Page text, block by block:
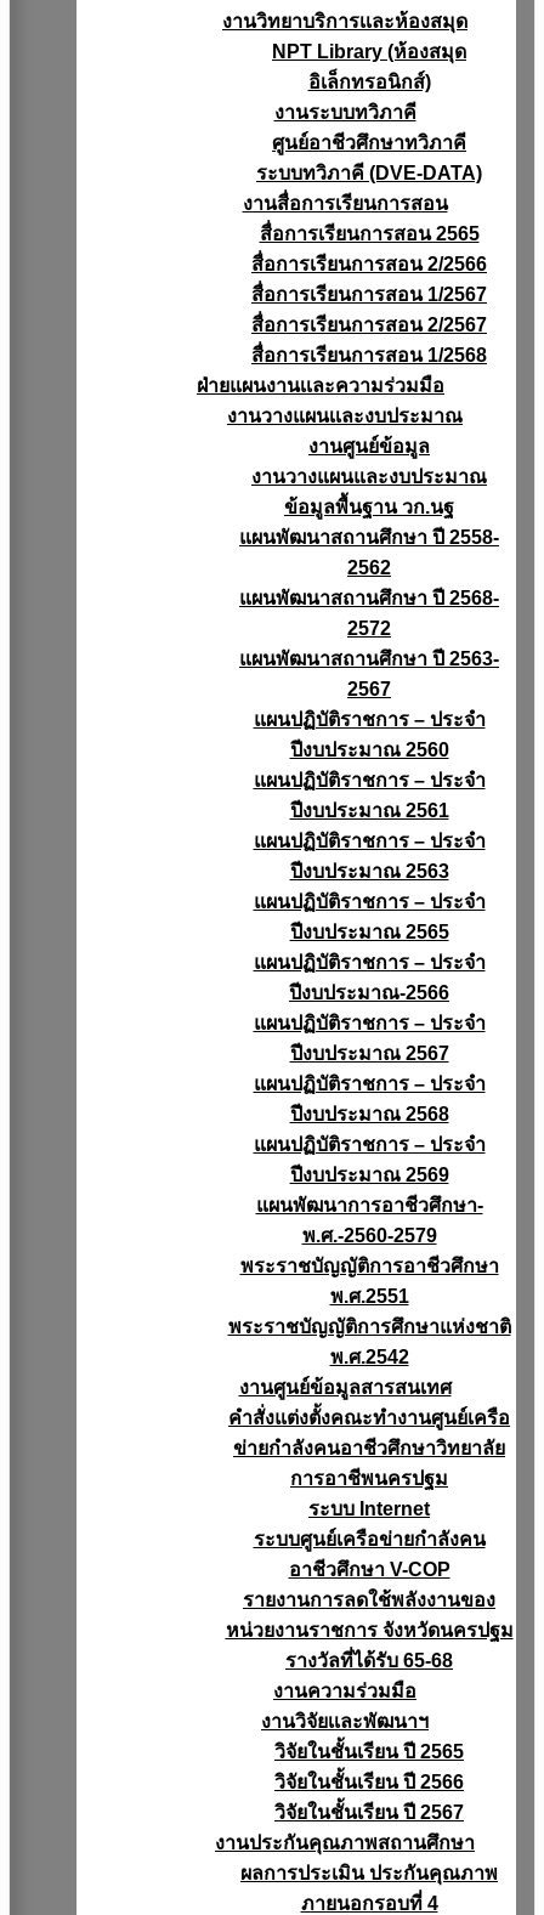
งานวิทยาบริการเเละห้องสมุด
NPT Library (ห้องสมุด
อิเล็กทรอนิกส์)
งานระบบทวิภาคี
ศูนย์อาชีวศึกษาทวิภาคี
ระบบทวิภาคี (DVE-DATA)
งานสื่อการเรียนการสอน
สื่อการเรียนการสอน 2565
สื่อการเรียนการสอน 2/2566
สื่อการเรียนการสอน 1/2567
สื่อการเรียนการสอน 2/2567
สื่อการเรียนการสอน 1/2568
ฝ่ายแผนงานเเละความร่วมมือ
งานวางแผนเเละงบประมาณ
งานศูนย์ข้อมูล
งานวางแผนและงบประมาณ
ข้อมูลพื้นฐาน วก.นฐ
แผนพัฒนาสถานศึกษา ปี 2558-
2562
แผนพัฒนาสถานศึกษา ปี 2568-
2572
แผนพัฒนาสถานศึกษา ปี 2563-
2567
แผนปฏิบัติราชการ – ประจำ
ปีงบประมาณ 2560
แผนปฏิบัติราชการ – ประจำ
ปีงบประมาณ 2561
แผนปฏิบัติราชการ – ประจำ
ปีงบประมาณ 2563
แผนปฏิบัติราชการ – ประจำ
ปีงบประมาณ 2565
แผนปฏิบัติราชการ – ประจำ
ปีงบประมาณ-2566
แผนปฏิบัติราชการ – ประจำ
ปีงบประมาณ 2567
แผนปฏิบัติราชการ – ประจำ
ปีงบประมาณ 2568
แผนปฏิบัติราชการ – ประจำ
ปีงบประมาณ 2569
แผนพัฒนาการอาชีวศึกษา-
พ.ศ.-2560-2579
พระราชบัญญัติการอาชีวศึกษา
พ.ศ.2551
พระราชบัญญัติการศึกษาแห่งชาติ
พ.ศ.2542
งานศูนย์ข้อมูลสารสนเทศ
คำสั่งแต่งตั้งคณะทำงานศูนย์เครือ
ข่ายกำลังคนอาชีวศึกษาวิทยาลัย
การอาชีพนครปฐม
ระบบ Internet
ระบบศูนย์เครือข่ายกำลังคน
อาชีวศึกษา V-COP
รายงานการลดใช้พลังงานของ
หน่วยงานราชการ จังหวัดนครปฐม
รางวัลที่ได้รับ 65-68
งานความร่วมมือ
งานวิจัยเเละพัฒนาฯ
วิจัยในชั้นเรียน ปี 2565
วิจัยในชั้นเรียน ปี 2566
วิจัยในชั้นเรียน ปี 2567
งานประกันคุณภาพสถานศึกษา
ผลการประเมิน ประกันคุณภาพ
ภายนอกรอบที่ 4